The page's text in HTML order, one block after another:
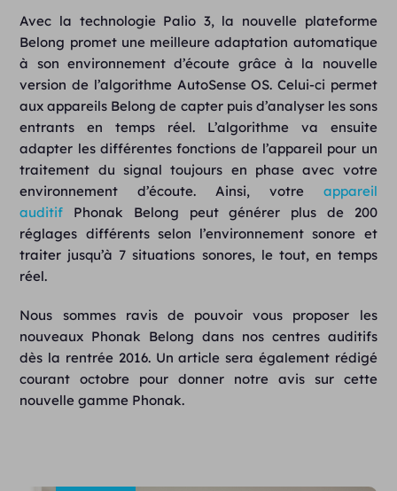
Avec la technologie Palio 3, la nouvelle plateforme
Belong promet une meilleure adaptation automatique
à son environnement d’écoute grâce à la nouvelle
version de l’algorithme AutoSense OS. Celui-ci permet
aux appareils Belong de capter puis d’analyser les sons
entrants en temps réel. L’algorithme va ensuite
adapter les différentes fonctions de l’appareil pour un
traitement du signal toujours en phase avec votre
environnement d’écoute. Ainsi, votre appareil
auditif Phonak Belong peut générer plus de 200
réglages différents selon l’environnement sonore et
traiter jusqu’à 7 situations sonores, le tout, en temps
réel.
Nous sommes ravis de pouvoir vous proposer les
nouveaux Phonak Belong dans nos centres auditifs
dès la rentrée 2016. Un article sera également rédigé
courant octobre pour donner notre avis sur cette
nouvelle gamme Phonak.